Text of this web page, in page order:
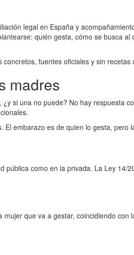
legal en España y
quién gesta, cómo se busca
fuentes oficiales y sin
madres
si una no puede? No hay respuesta
embarazo es de quien lo gesta, pero
como en la privada. La Ley
que va a gestar, coincidiendo